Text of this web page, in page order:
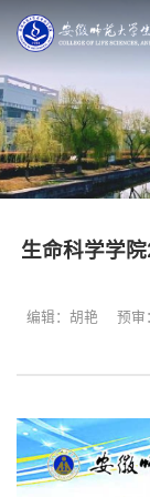
生命科学学
编辑：胡艳 预审